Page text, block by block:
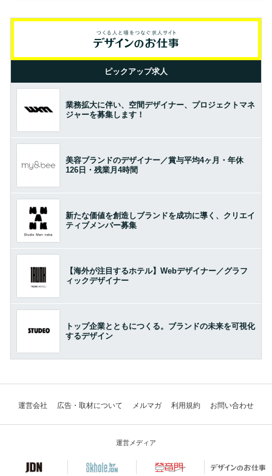
ピックアップ求人
業務拡大に伴い、空間デザイナー、プロジェクトマネ
ジャーを募集します！
美容ブランドのデザイナー／賞与平均4ヶ月・年休
126日・残業月4時間
新たな価値を創造しブランドを成功に導く、クリエイ
ティブメンバー募集
【海外が注目するホテル】Webデザイナー／グラフ
ィックデザイナー
トップ企業とともにつくる。ブランドの未来を可視化
するデザイン
運営会社 広告・取材について メルマガ 利用規約 お問い合わせ
運営メディア